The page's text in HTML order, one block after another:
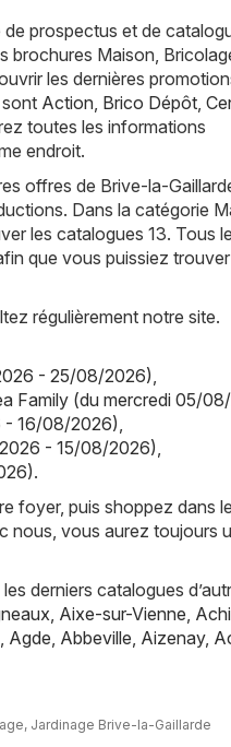
prospectus et de
brochures Maison,
les dernières
Action, Brico Dépôt,
toutes les informations
endroit.
offres de Brive-la-
Dans la catégorie
les catalogues 13. Tous
que vous puissiez trouver
régulièrement notre site.
- 25/08/2026),
Family (du mercredi 05/
- 16/08/2026),
- 15/08/2026),
.
foyer, puis shoppez dans
nous, vous aurez toujours
derniers catalogues
, Aixe-sur-Vienne,
, Agde, Abbeville, Aizenay,
Jardinage Brive-la-Gaillarde